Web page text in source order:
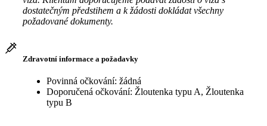
dostatečným předstihem a k žádosti dokládat všechny
požadované dokumenty.
Zdravotní informace a požadavky
Povinná očkování: žádná
Doporučená očkování: Žloutenka typu A, Žloutenka
typu B